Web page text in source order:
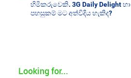
හිමිකරුවෙකි. 3G Daily Delight හා
පහසුකම් මට අත්විදිය හැකිද?
Looking for...